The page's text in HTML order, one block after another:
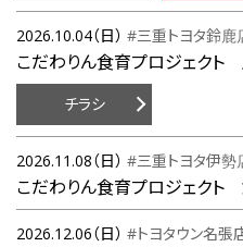
2026.10.04（日） #三重トヨタ鈴鹿
こだわりん食育プロジェク
チラシ
2026.11.08（日） #三重トヨタ伊勢
こだわりん食育プロジェクト
2026.12.06（日） #トヨタウン名張